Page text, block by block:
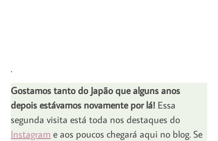
.
Gostamos tanto do Japão que alguns anos
depois estávamos novamente por lá! Essa
segunda visita está toda nos destaques do
Instagram e aos poucos chegará aqui no blog. Se